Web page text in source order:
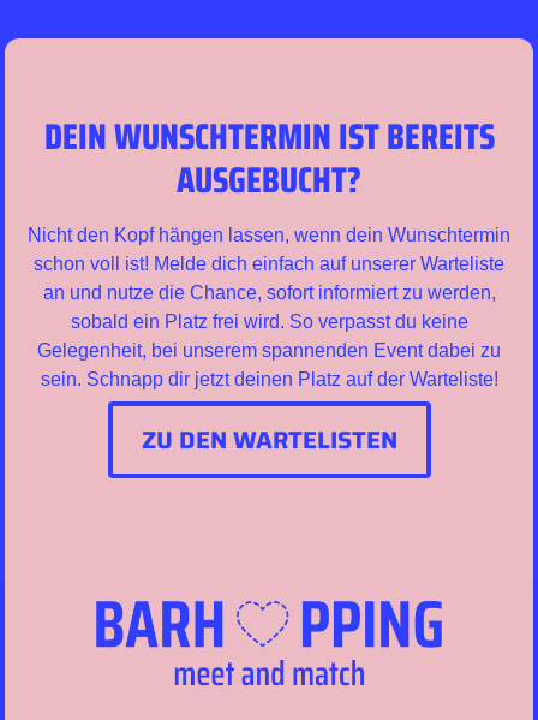
DEIN WUNSCHTERMIN IST BEREITS
AUSGEBUCHT?
Nicht den Kopf hängen lassen, wenn dein Wunschtermin
schon voll ist! Melde dich einfach auf unserer Warteliste
an und nutze die Chance, sofort informiert zu werden,
sobald ein Platz frei wird. So verpasst du keine
Gelegenheit, bei unserem spannenden Event dabei zu
sein. Schnapp dir jetzt deinen Platz auf der Warteliste!
ZU DEN WARTELISTEN